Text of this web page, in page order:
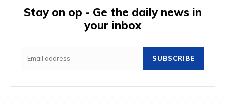
Stay on op - Ge the daily news in
your inbox
SUBSCRIBE